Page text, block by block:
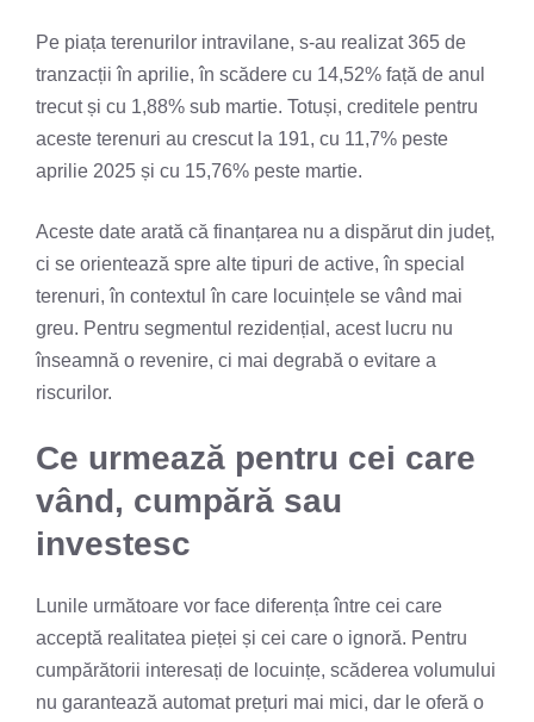
Pe piața terenurilor intravilane, s-au realizat 365 de
tranzacții în aprilie, în scădere cu 14,52% față de anul
trecut și cu 1,88% sub martie. Totuși, creditele pentru
aceste terenuri au crescut la 191, cu 11,7% peste
aprilie 2025 și cu 15,76% peste martie.
Aceste date arată că finanțarea nu a dispărut din județ,
ci se orientează spre alte tipuri de active, în special
terenuri, în contextul în care locuințele se vând mai
greu. Pentru segmentul rezidențial, acest lucru nu
înseamnă o revenire, ci mai degrabă o evitare a
riscurilor.
Ce urmează pentru cei care
vând, cumpără sau
investesc
Lunile următoare vor face diferența între cei care
acceptă realitatea pieței și cei care o ignoră. Pentru
cumpărătorii interesați de locuințe, scăderea volumului
nu garantează automat prețuri mai mici, dar le oferă o